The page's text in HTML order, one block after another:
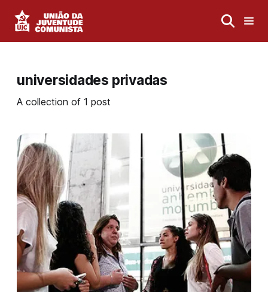
universidades privadas
A collection of 1 post